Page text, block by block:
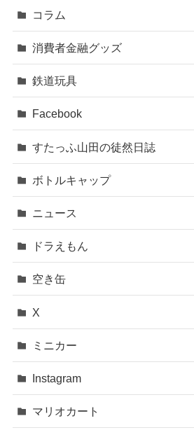
コラム
消費者金融グッズ
鉄道玩具
Facebook
すたっふ山田の徒然日誌
ボトルキャップ
ニュース
ドラえもん
空き缶
X
ミニカー
Instagram
マリオカート